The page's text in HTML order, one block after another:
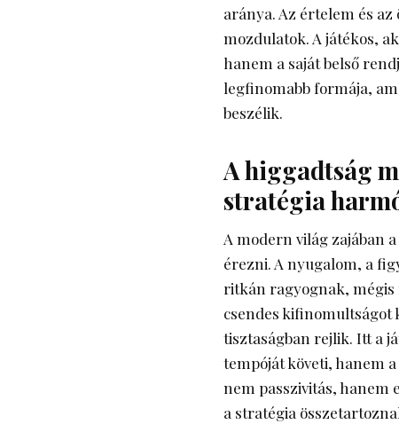
aránya. Az értelem és
mozdulatok. A játékos,
hanem a saját belső
legfinomabb formája,
beszélik.
A higgadtság
stratégia
A modern világ zajában
érezni. A nyugalom, a
ritkán ragyognak, mégis
csendes kifinomultságot
tisztaságban rejlik. Itt a
tempóját követi, hanem
nem passzivitás, hanem
a stratégia